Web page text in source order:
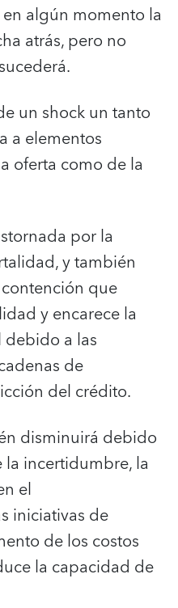
algún momento la
atrás, pero no
un shock un tanto
a elementos
oferta como de la
por la
y también
que
y encarece la
a las
de
del crédito.
disminuirá debido
incertidumbre, la
el
iniciativas de
de los costos
la capacidad de